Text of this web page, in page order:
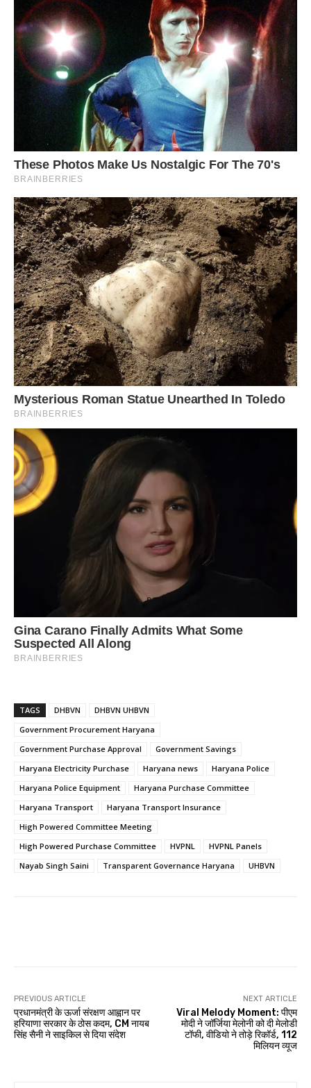
TAGS DHBVN
DHBVN UHBVN
Government Procurement Haryana
Government Purchase Approval
Government Savings
Haryana Electricity Purchase
Haryana news
Haryana Police
Haryana Police Equipment
Haryana Purchase Committee
Haryana Transport
Haryana Transport Insurance
High Powered Committee Meeting
High Powered Purchase Committee
HVPNL
HVPNL Panels
Nayab Singh Saini
Transparent Governance Haryana UHBVN
PREVIOUS ARTICLE
प्रधानमंत्री के ऊर्जा संरक्षण आह्वान पर
हरियाणा सरकार के ठोस कदम, CM नायब
सिंह सैनी ने साइकिल से दिया संदेश
NEXT ARTICLE
Viral Melody Moment: पीएम
मोदी ने जॉर्जिया मेलोनी को दी मेलोडी
टॉफी, वीडियो ने तोड़े रिकॉर्ड, 112
मिलियन व्यूज